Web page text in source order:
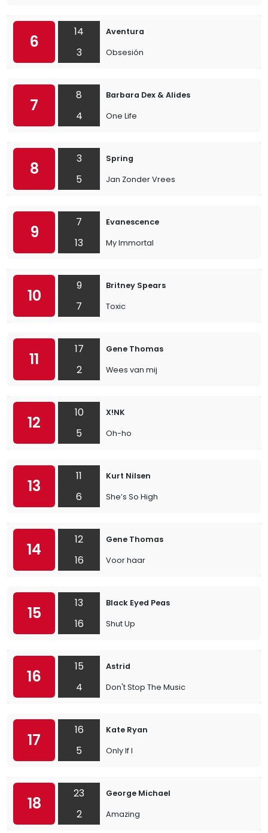
6
14
3
Aventura
Obsesión
7
8
4
Barbara Dex & Alides
One Life
8
3
5
Spring
Jan Zonder Vrees
9
7
13
Evanescence
My Immortal
10
9
7
Britney Spears
Toxic
11
17
2
Gene Thomas
Wees van mij
12
10
5
X!NK
Oh-ho
13
11
6
Kurt Nilsen
She’s So High
14
12
16
Gene Thomas
Voor haar
15
13
16
Black Eyed Peas
Shut Up
16
15
4
Astrid
Don't Stop The Music
17
16
5
Kate Ryan
Only If I
18
23
2
George Michael
Amazing